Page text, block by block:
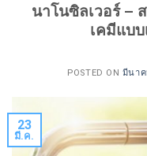
นาโนซิลเวอร์ –
เคมีแบ
POSTED ON มีนาค
23
มี.ค.